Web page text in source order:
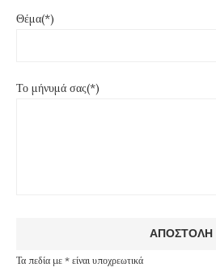
Θέμα(*)
Το μήνυμά σας(*)
Τα πεδία με * είναι υποχρεωτικά